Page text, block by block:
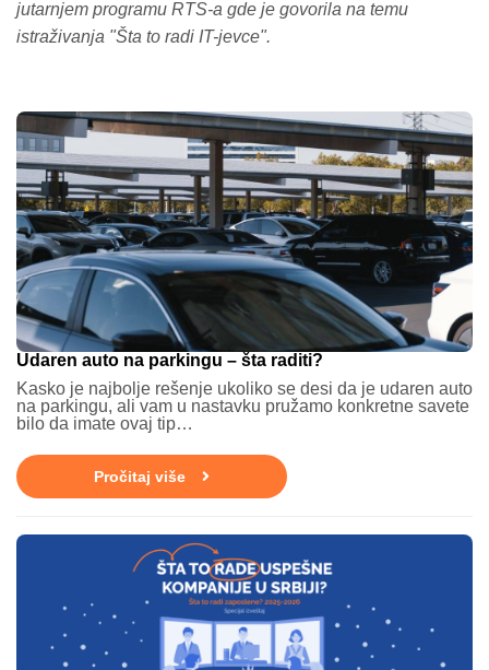
jutarnjem programu RTS-a gde je govorila na temu
istraživanja "Šta to radi IT-jevce".
Udaren auto na parkingu – šta raditi?
Kasko je najbolje rešenje ukoliko se desi da je udaren auto
na parkingu, ali vam u nastavku pružamo konkretne savete
bilo da imate ovaj tip…
Pročitaj više